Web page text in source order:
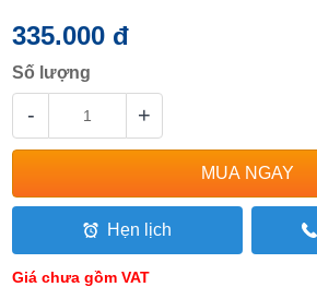
335.000 đ
Số lượng
- +
Hẹn lịch
Giá chưa gồm VAT